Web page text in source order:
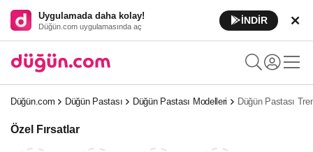
Uygulamada daha kolay!
Düğün.com uygulamasında aç
İNDİR
Düğün.com Düğün Pastası Düğün Pastası Modelleri Düğün Pastası
Özel Fırsatlar